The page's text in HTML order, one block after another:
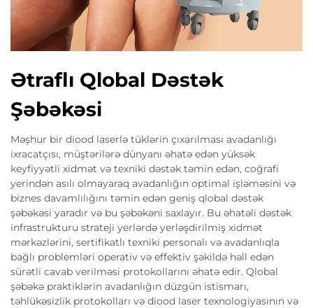
Ətraflı Qlobal Dəstək
Şəbəkəsi
Məşhur bir diood laserlə tüklərin çıxarılması avadanlığı
ixracatçısı, müştərilərə dünyanı əhatə edən yüksək
keyfiyyətli xidmət və texniki dəstək təmin edən, coğrafi
yerindən asılı olmayaraq avadanlığın optimal işləməsini və
biznes davamlılığını təmin edən geniş qlobal dəstək
şəbəkəsi yaradır və bu şəbəkəni saxlayır. Bu əhatəli dəstək
infrastrukturu strateji yerlərdə yerləşdirilmiş xidmət
mərkəzlərini, sertifikatlı texniki personalı və avadanlıqla
bağlı problemləri operativ və effektiv şəkildə həll edən
sürətli cavab verilməsi protokollarını əhatə edir. Qlobal
şəbəkə praktiklərin avadanlığın düzgün istismarı,
təhlükəsizlik protokolları və diood laser texnologiyasının və